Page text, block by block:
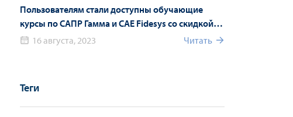
Пользователям стали доступны обучающие
курсы по САПР Гамма и CAE Fidesys со скидкой
10%16 августа, 2023 Читать
Теги